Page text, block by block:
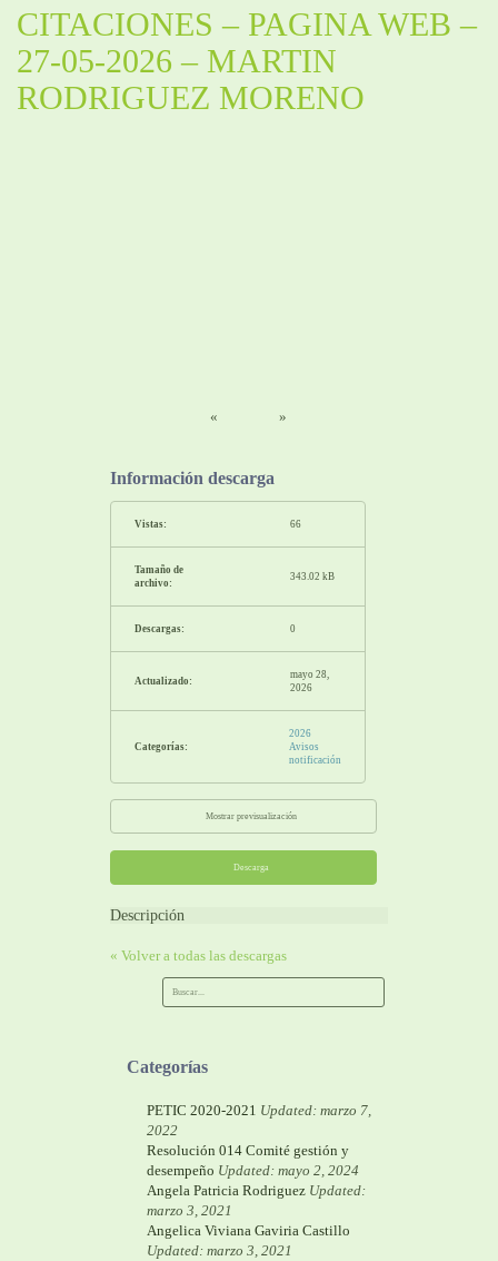
CITACIONES – PAGINA WEB –
27-05-2026 – MARTIN
RODRIGUEZ MORENO
« »
Información descarga
Vistas: 66
Tamaño de
archivo:
343.02 kB
Descargas: 0
Actualizado:
mayo 28,
2026
Categorías:
2026
Avisos
notificación
Mostrar previsualización
Descarga
Descripción
« Volver a todas las descargas
Categorías
PETIC 2020-2021 Updated: marzo 7,
2022
Resolución 014 Comité gestión y
desempeño Updated: mayo 2, 2024
Angela Patricia Rodriguez Updated:
marzo 3, 2021
Angelica Viviana Gaviria Castillo
Updated: marzo 3, 2021